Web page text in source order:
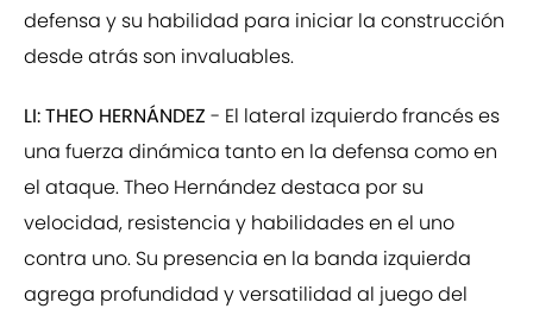
defensa y su habilidad para iniciar la construcción
desde atrás son invaluables.
LI: THEO HERNÁNDEZ - El lateral izquierdo francés es
una fuerza dinámica tanto en la defensa como en
el ataque. Theo Hernández destaca por su
velocidad, resistencia y habilidades en el uno
contra uno. Su presencia en la banda izquierda
agrega profundidad y versatilidad al juego del